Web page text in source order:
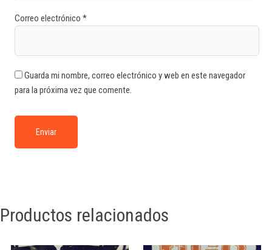
Correo electrónico *
Guarda mi nombre, correo electrónico y web en este navegador
para la próxima vez que comente.
Productos relacionados